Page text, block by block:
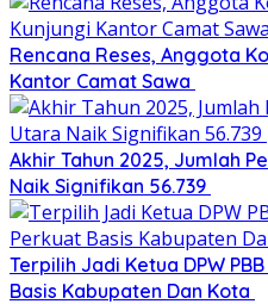
Rencana Reses, Anggota
Kantor Camat Sawa
Akhir Tahun 2025, Jumlah
Naik Signifikan 56.739
Terpilih Jadi Ketua DPW
Basis Kabupaten Dan Kota